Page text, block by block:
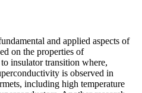
and applied aspects of
on the properties of
insulator transition where,
is observed in
including high temperature